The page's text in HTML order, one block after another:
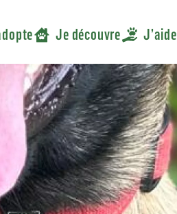
Je découvre J’aide